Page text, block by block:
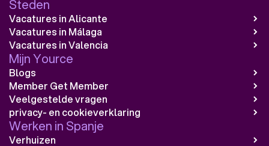
Steden
Vacatures in Alicante
Vacatures in Málaga
Vacatures in Valencia
Mijn Yource
Blogs
Member Get Member
Veelgestelde vragen
privacy- en cookieverklaring
Werken in Spanje
Verhuizen